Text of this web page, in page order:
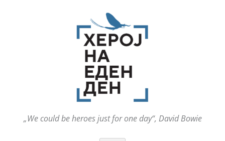
„We could be heroes just for one day“, David Bowie